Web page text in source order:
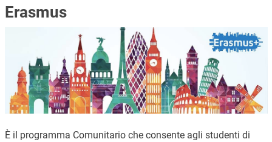
Erasmus
È il programma Comunitario che consente agli studenti di